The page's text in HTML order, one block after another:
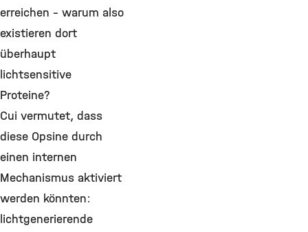
erreichen – warum also
existieren dort
überhaupt
lichtsensitive
Proteine?
Cui vermutet, dass
diese Opsine durch
einen internen
Mechanismus aktiviert
werden könnten:
lichtgenerierende